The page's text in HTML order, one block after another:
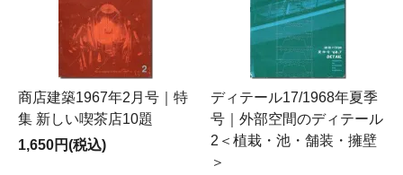
商店建築1967年2月号｜特
集 新しい喫茶店10題
1,650円(税込)
ディテール17/1968年夏季
号｜外部空間のディテール
2＜植栽・池・舗装・擁壁
＞